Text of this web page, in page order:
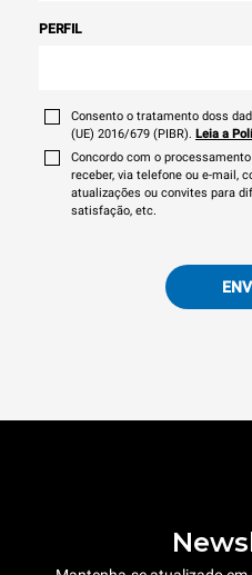
PERFIL
Consento o tratamento doss
(UE) 2016/679 (PIBR). Leia a
Concordo com o
receber, via telefone ou e-mail,
atualizações ou convites para
satisfação, etc.